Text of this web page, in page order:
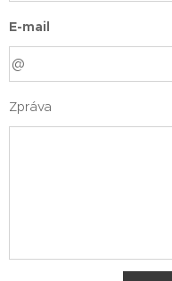
E-mail
Zpráva